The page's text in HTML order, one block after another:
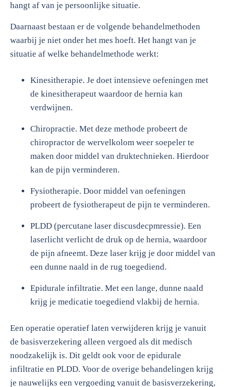
hangt af van je persoonlijke situatie.
Daarnaast bestaan er de volgende behandelmethoden
waarbij je niet onder het mes hoeft. Het hangt van je
situatie af welke behandelmethode werkt:
Kinesitherapie. Je doet intensieve oefeningen met
de kinesitherapeut waardoor de hernia kan
verdwijnen.
Chiropractie. Met deze methode probeert de
chiropractor de wervelkolom weer soepeler te
maken door middel van druktechnieken. Hierdoor
kan de pijn verminderen.
Fysiotherapie. Door middel van oefeningen
probeert de fysiotherapeut de pijn te verminderen.
PLDD (percutane laser discusdecpmressie). Een
laserlicht verlicht de druk op de hernia, waardoor
de pijn afneemt. Deze laser krijg je door middel van
een dunne naald in de rug toegediend.
Epidurale infiltratie. Met een lange, dunne naald
krijg je medicatie toegediend vlakbij de hernia.
Een operatie operatief laten verwijderen krijg je vanuit
de basisverzekering alleen vergoed als dit medisch
noodzakelijk is. Dit geldt ook voor de epidurale
infiltratie en PLDD. Voor de overige behandelingen krijg
je nauwelijks een vergoeding vanuit de basisverzekering,